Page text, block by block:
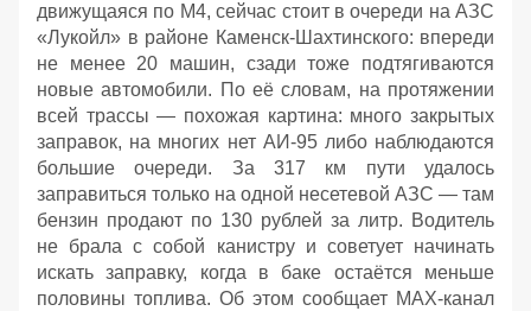
движущаяся по М4, сейчас стоит в очереди на АЗС
«Лукойл» в районе Каменск‑Шахтинского: впереди
не менее 20 машин, сзади тоже подтягиваются
новые автомобили. По её словам, на протяжении
всей трассы — похожая картина: много закрытых
заправок, на многих нет АИ‑95 либо наблюдаются
большие очереди. За 317 км пути удалось
заправиться только на одной несетевой АЗС — там
бензин продают по 130 рублей за литр. Водитель
не брала с собой канистру и советует начинать
искать заправку, когда в баке остаётся меньше
половины топлива. Об этом сообщает МАХ-канал